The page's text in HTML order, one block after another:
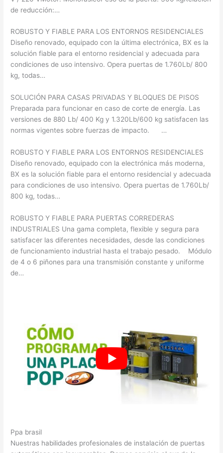
de reducción:…
ROBUSTO Y FIABLE PARA LOS ENTORNOS RESIDENCIALES
Diseño renovado, equipado con la última electrónica, BX es la
solución fiable para el entorno residencial y adecuada para
condiciones de uso intensivo. Opera puertas de 1.760Lb/ 800
kg, todas…
SOLUCIÓN PARA CASAS PRIVADAS Y BLOQUES DE PISOS
Preparada para funcionar en caso de corte de energía. Las
versiones de 880 Lb/ 400 Kg y 1.320Lb/600 kg satisfacen las
normas vigentes sobre fuerzas de impacto. …
ROBUSTO Y FIABLE PARA LOS ENTORNOS RESIDENCIALES
Diseño renovado, equipado con la electrónica más moderna,
BX es la solución fiable para el entorno residencial y adecuada
para condiciones de uso intensivo. Opera puertas de 1.760Lb/
800 kg, todas…
ROBUSTO Y FIABLE PARA PUERTAS CORREDERAS
INDUSTRIALES Una gama completa, flexible y segura para
satisfacer las diferentes necesidades, desde las condiciones
de funcionamiento industrial hasta el trabajo pesado. Módulo
de 4 o 6 piñones para una transmisión constante y uniforme
de…
Ppa brasil
Nuestras habilidades profesionales de instalación de puertas